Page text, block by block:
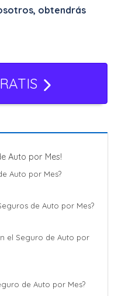
obtendrás
Auto por Mes!
Auto por Mes?
de Auto por Mes?
el Seguro de Auto por
de Auto por Mes?